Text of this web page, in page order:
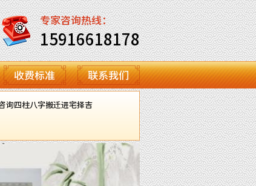
专家咨询热线：
15916618178
收费标准 联系我们
询四柱八字搬迁进宅择吉